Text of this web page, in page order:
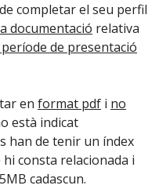
completar el seu perfil
documentació relativa
de presentació
en format pdf i no
està indicat
han de tenir un índex
consta relacionada i
cadascun.